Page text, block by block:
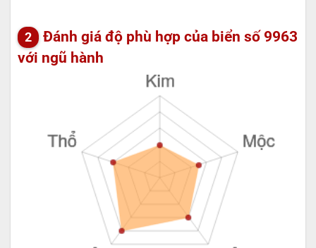
Đánh giá độ phù hợp của biển số 9963
với ngũ hành